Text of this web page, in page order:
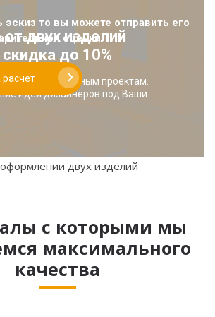
эскиз то вы можете отправить его
оценки
расчет
от двух изделий
до 10%
по индивидуальным проектам.
идеи дизайнеров под Ваши
с которыми мы
максимального
качества